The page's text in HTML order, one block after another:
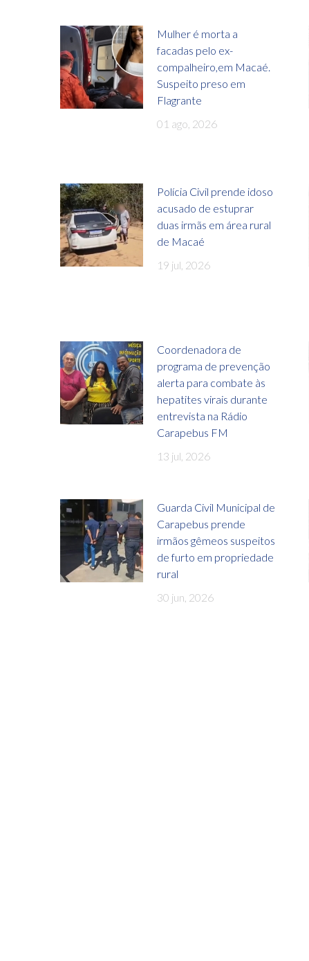
Mulher é morta a
facadas pelo ex-
compalheiro,em Macaé.
Suspeito preso em
Flagrante
01 ago, 2026
Polícia Civil prende idoso
acusado de estuprar
duas irmãs em área rural
de Macaé
19 jul, 2026
Coordenadora de
programa de prevenção
alerta para combate às
hepatites virais durante
entrevista na Rádio
Carapebus FM
13 jul, 2026
Guarda Civil Municipal de
Carapebus prende
irmãos gêmeos suspeitos
de furto em propriedade
rural
30 jun, 2026